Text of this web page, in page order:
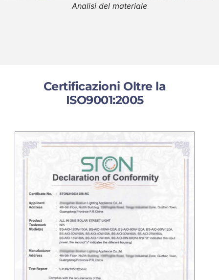
Analisi del materiale
Certificazioni Oltre la
ISO9001:2005